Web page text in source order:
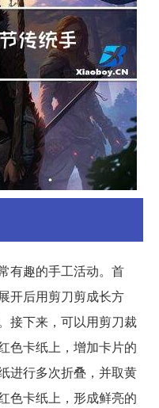
有趣的手工活动。首
开后用剪刀剪成长方
接下来，可以用剪刀裁
色卡纸上，增加卡片的
进行多次折叠，并取黄
色卡纸上，形成鲜亮的